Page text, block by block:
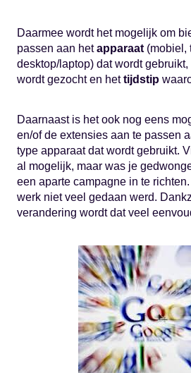
Daarmee wordt het mogelijk om
passen aan hetapparaat (mobiel,
desktop/laptop) dat wordt gebruikt,
wordt gezocht en hettijdstip
Daarnaast is het ook nog eens
en/of de extensies aan te passen
type apparaat dat wordt gebruikt.
al mogelijk, maar was je
een aparte campagne in te
werk niet veel gedaan werd.
verandering wordt dat veel